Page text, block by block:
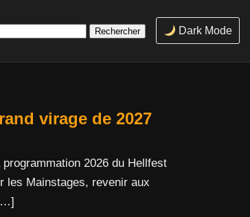
Dark Mode
virage de 2027
2026 du Hellfest
les Mainstages, revenir aux